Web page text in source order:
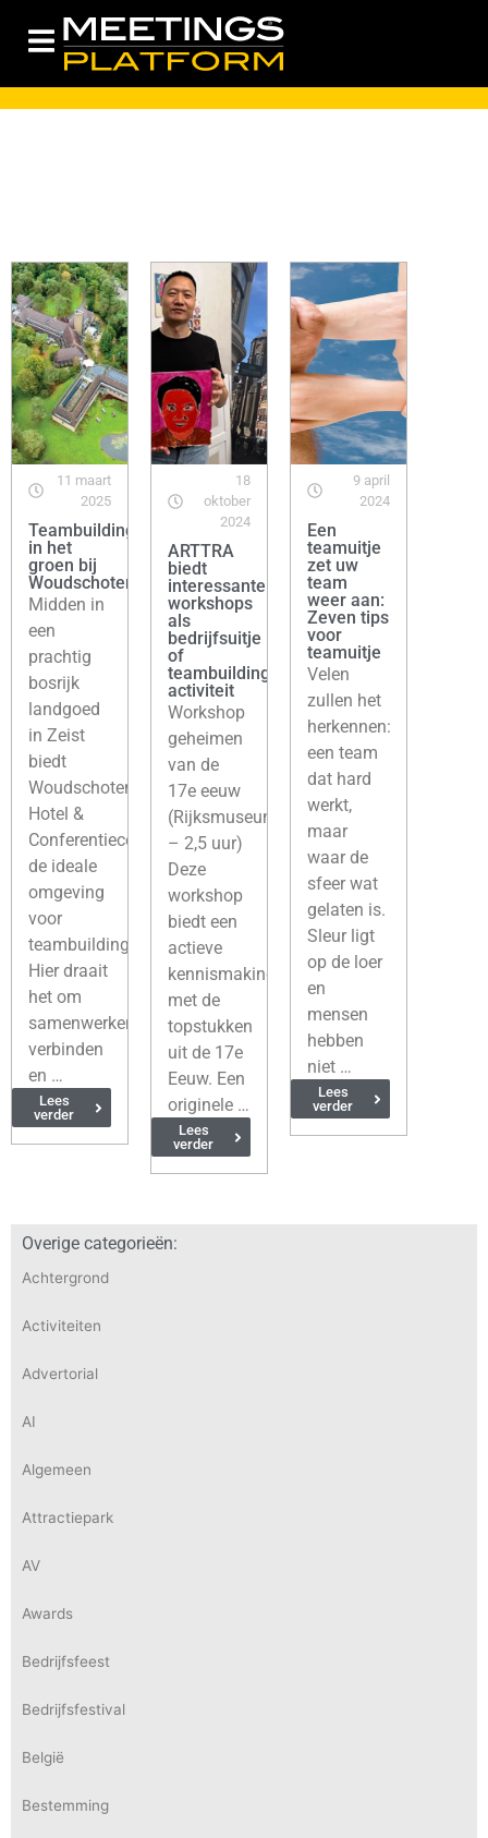
11 maart
2025
Teambuilding
in het
groen bij
Woudschoten
Midden in
een
prachtig
bosrijk
landgoed
in Zeist
biedt
Woudschoten
Hotel &
Conferentiecentrum
de ideale
omgeving
voor
teambuilding.
Hier draait
het om
samenwerken,
verbinden
en …
Lees
verder
18
oktober
2024
ARTTRA
biedt
interessante
workshops
als
bedrijfsuitje
of
teambuilding-
activiteit
Workshop
geheimen
van de
17e eeuw
(Rijksmuseum
– 2,5 uur)
Deze
workshop
biedt een
actieve
kennismaking
met de
topstukken
uit de 17e
Eeuw. Een
originele …
Lees
verder
9 april
2024
Een
teamuitje
zet uw
team
weer aan:
Zeven tips
voor
teamuitje
Velen
zullen het
herkennen:
een team
dat hard
werkt,
maar
waar de
sfeer wat
gelaten is.
Sleur ligt
op de loer
en
mensen
hebben
niet …
Lees
verder
Overige categorieën:
Achtergrond
Activiteiten
Advertorial
AI
Algemeen
Attractiepark
AV
Awards
Bedrijfsfeest
Bedrijfsfestival
België
Bestemming